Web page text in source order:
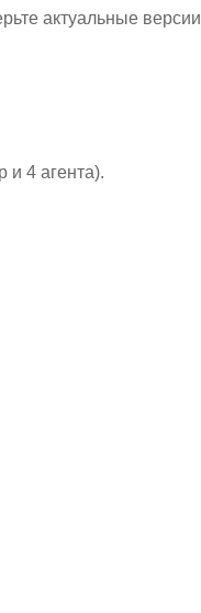
актуальные версии
и 4 агента).